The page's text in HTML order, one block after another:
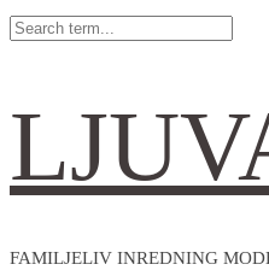
FAMILJELIV INREDNING